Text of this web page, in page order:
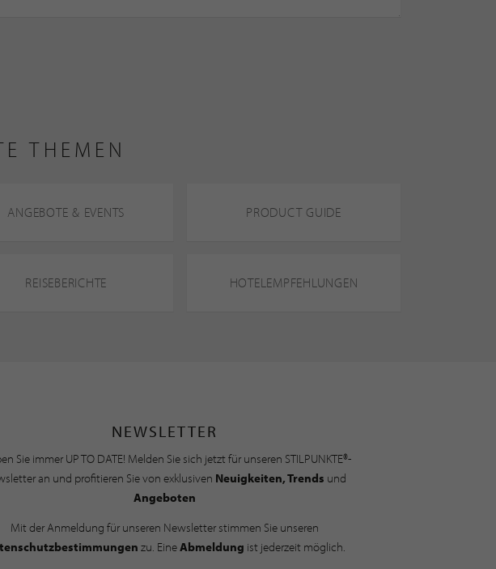
THEMEN
ANGEBOTE & EVENTS PRODUCT GUIDE
REISEBERICHTE HOTELEMPFEHLUNGEN
NEWSLETTER
Sie immer UP TO DATE! Melden Sie sich jetzt für unseren STILPUNKTE®-
an und profitieren Sie von exklusiven Neuigkeiten, Trends und
Angeboten
Mit der Anmeldung für unseren Newsletter stimmen Sie unseren
zu. EineAbmeldung ist jederzeit möglich.